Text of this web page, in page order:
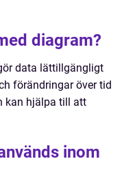
diagram?
data lättillgängligt
förändringar över tid
kan hjälpa till att
inom